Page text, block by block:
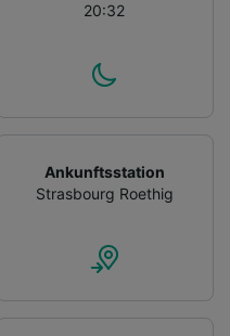
20:32
Ankunftsstation
Strasbourg Roethig